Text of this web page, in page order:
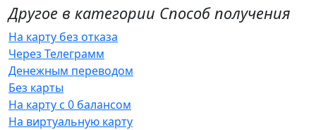
Другое в категории Способ получения
На карту без отказа
Через Телеграмм
Денежным переводом
Без карты
На карту с 0 балансом
На виртуальную карту